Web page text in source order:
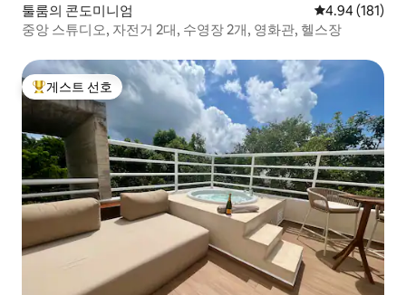
툴룸의 콘도미니엄 평점 4.94점(5
4.94 (181)
중앙 스튜디오, 자전거 2대, 수영장 2개, 영화관, 헬스장
상위 게스트 선호
게스트 선호